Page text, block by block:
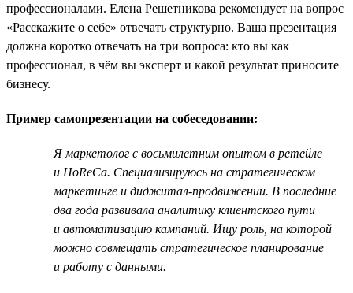
профессионалами. Елена Решетникова рекомендует на вопрос
«Расскажите о себе» отвечать структурно. Ваша презентация
должна коротко отвечать на три вопроса: кто вы как
профессионал, в чём вы эксперт и какой результат приносите
бизнесу.
Пример самопрезентации на собеседовании:
Я маркетолог с восьмилетним опытом в ретейле
и HoReCa. Специализируюсь на стратегическом
маркетинге и диджитал-продвижении. В последние
два года развивала аналитику клиентского пути
и автоматизацию кампаний. Ищу роль, на которой
можно совмещать стратегическое планирование
и работу с данными.